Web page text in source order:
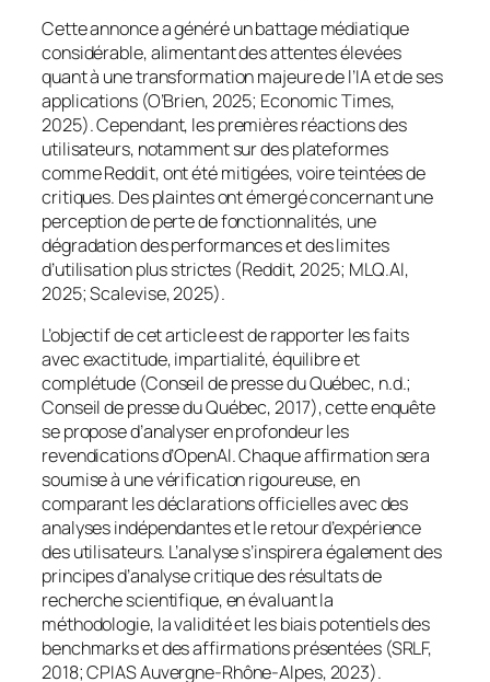
Cette annonce a généré un battage médiatique
considérable, alimentant des attentes élevées
quant à une transformation majeure de l’IA et de ses
applications (O’Brien, 2025; Economic Times,
2025). Cependant, les premières réactions des
utilisateurs, notamment sur des plateformes
comme Reddit, ont été mitigées, voire teintées de
critiques. Des plaintes ont émergé concernant une
perception de perte de fonctionnalités, une
dégradation des performances et des limites
d’utilisation plus strictes (Reddit, 2025; MLQ.AI,
2025; Scalevise, 2025).
L’objectif de cet article est de rapporter les faits
avec exactitude, impartialité, équilibre et
complétude (Conseil de presse du Québec, n.d.;
Conseil de presse du Québec, 2017), cette enquête
se propose d’analyser en profondeur les
revendications d’OpenAI. Chaque affirmation sera
soumise à une vérification rigoureuse, en
comparant les déclarations officielles avec des
analyses indépendantes et le retour d’expérience
des utilisateurs. L’analyse s’inspirera également des
principes d’analyse critique des résultats de
recherche scientifique, en évaluant la
méthodologie, la validité et les biais potentiels des
benchmarkset des affirmations présentées (SRLF,
2018; CPIAS Auvergne-Rhône-Alpes, 2023).